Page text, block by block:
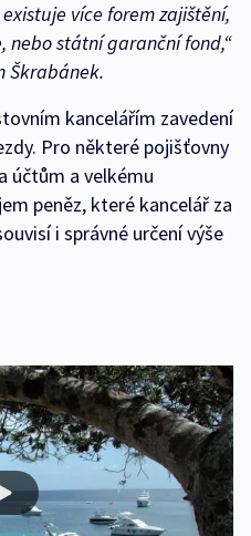
existuje více forem zajištění,
státní garanční fond,“
Škrabánek.
kancelářím zavedení
Pro některé pojišťovny
účtům a velkému
peněz, které kancelář za
i správné určení výše